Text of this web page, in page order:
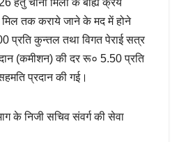
हेतु चीनी मिलों के बाह्य क्रय
मिल तक कराये जाने के मद में होने
प्रति कुन्तल तथा विगत पेराई सत्र
(कमीशन) की दर रू० 5.50 प्रति
प्रदान की गई।
के निजी सचिव संवर्ग की सेवा